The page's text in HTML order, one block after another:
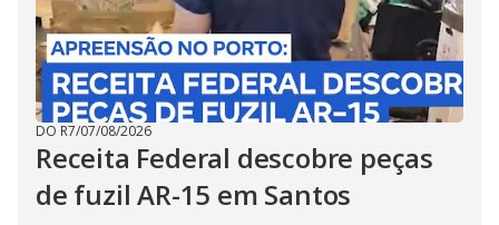
DO R7/07/08/2026
Receita Federal descobre peças
de fuzil AR-15 em Santos